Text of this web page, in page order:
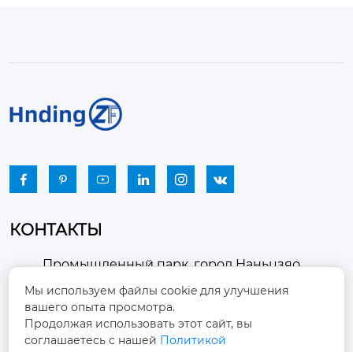
     
КОНТАКТЫ

Промышленный парк, город Наньцзяо,
район Чжоуцунь, город Цзыбо, провинция
Шаньдун
 winston-xu@hengdingfan.com
Мы используем файлы cookie для улучшения
вашего опыта просмотра.
Продолжая использовать этот сайт, вы
соглашаетесь с нашей Политикой